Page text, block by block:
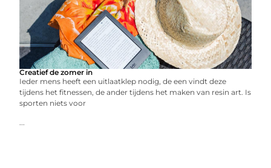
Creatief de zomer in
Ieder mens heeft een uitlaatklep nodig, de een vindt deze
tijdens het fitnessen, de ander tijdens het maken van resin art. Is
sporten niets voor
...